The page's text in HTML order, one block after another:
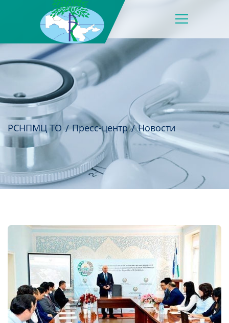
РСНПМЦ ТО Пресс-центр Новости